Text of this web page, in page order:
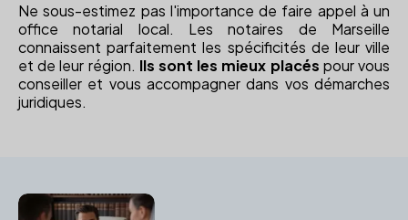
Ne sous-estimez pas l'importance de faire appel à un
office notarial local. Les notaires de Marseille
connaissent parfaitement les spécificités de leur ville
et de leur région. Ils sont les mieux placés pour vous
conseiller et vous accompagner dans vos démarches
juridiques.